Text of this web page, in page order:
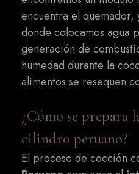
encuentra el
donde colocamos agua
generación de
humedad durante la
alimentos se resequen
¿Cómo se prepara
cilindro peruano?
El proceso de cocción